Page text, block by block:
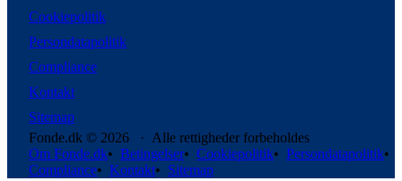
Cookiepolitik
Persondatapolitik
Compliance
Kontakt
Sitemap
Fonde.dk © 2026 · Alle rettigheder forbeholdes
Om Fonde.dk• Betingelser• Cookiepolitik• Persondatapolitik•
Compliance• Kontakt• Sitemap